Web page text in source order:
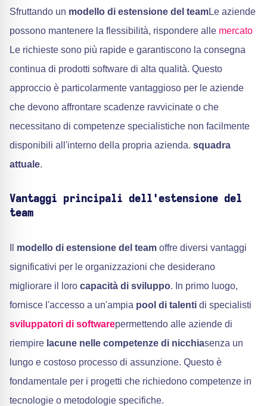
Sfruttando un modello di estensione del teamLe aziende
possono mantenere la flessibilità, rispondere alle mercato
Le richieste sono più rapide e garantiscono la consegna
continua di prodotti software di alta qualità. Questo
approccio è particolarmente vantaggioso per le aziende
che devono affrontare scadenze ravvicinate o che
necessitano di competenze specialistiche non facilmente
disponibili all'interno della propria azienda. squadra
attuale.
Vantaggi principali dell'estensione del
team
modello di estensione del team offre diversi vantaggi
significativi per le organizzazioni che desiderano
migliorare il loro capacità di sviluppo. In primo luogo,
fornisce l'accesso a un'ampia pool di talenti di specialisti
sviluppatori di softwarepermettendo alle aziende di
riempire lacune nelle competenze di nicchiasenza un
lungo e costoso processo di assunzione. Questo è
fondamentale per i progetti che richiedono competenze in
tecnologie o metodologie specifiche.